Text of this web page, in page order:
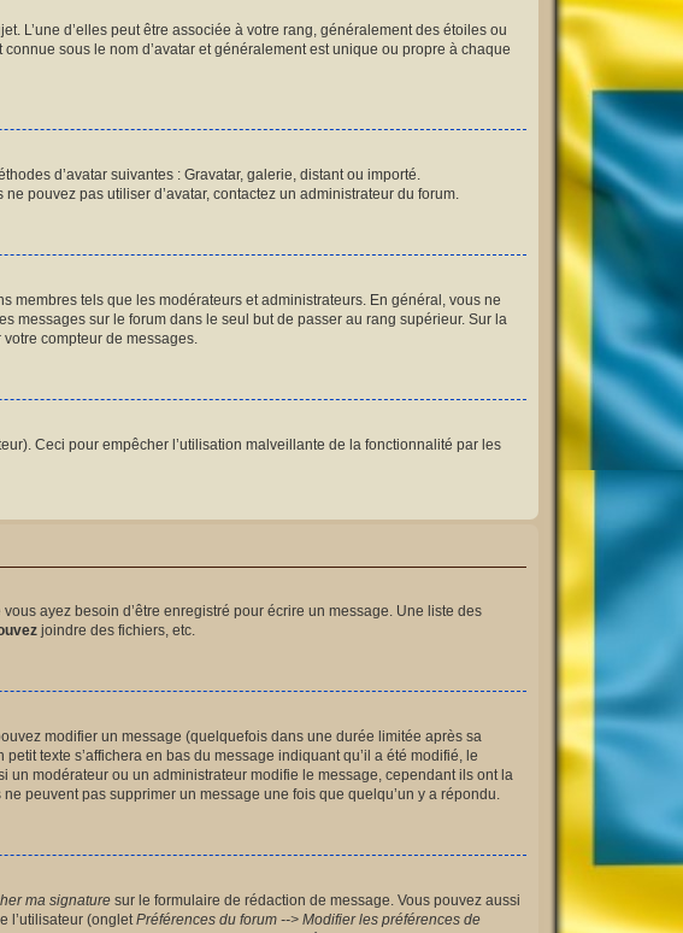
L’une d’elles peut être associée à votre rang, généralement des étoiles ou
sous le nom d’avatar et généralement est unique ou propre à chaque
d’avatar suivantes : Gravatar, galerie, distant ou importé.
pouvez pas utiliser d’avatar, contactez un administrateur du forum.
membres tels que les modérateurs et administrateurs. En général, vous ne
messages sur le forum dans le seul but de passer au rang supérieur. Sur la
compteur de messages.
Ceci pour empêcher l’utilisation malveillante de la fonctionnalité par les
ayez besoin d’être enregistré pour écrire un message. Une liste des
joindre des fichiers, etc.
modifier un message (quelquefois dans une durée limitée après sa
texte s’affichera en bas du message indiquant qu’il a été modifié, le
un modérateur ou un administrateur modifie le message, cependant ils ont la
peuvent pas supprimer un message une fois que quelqu’un y a répondu.
ma signature sur le formulaire de rédaction de message. Vous pouvez aussi
l’utilisateur (onglet Préférences du forum --> Modifier les préférences de